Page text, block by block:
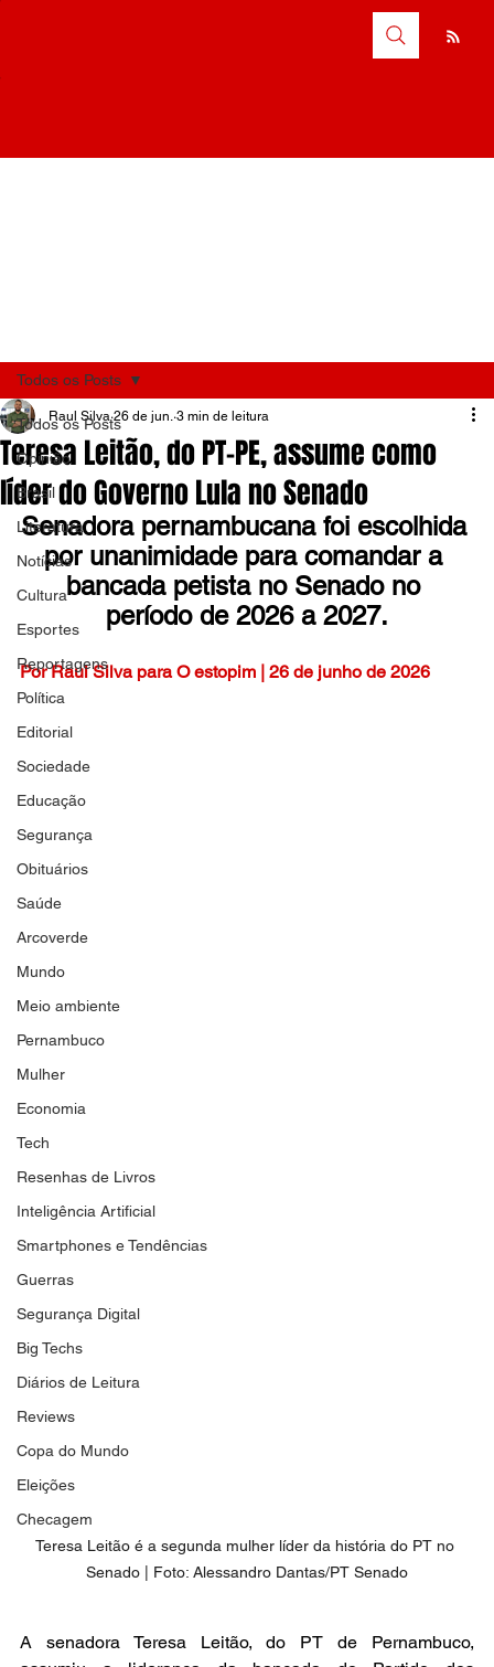
Todos os Posts
Opinião
Brasil
Literatura
Notícias
Cultura
Esportes
Reportagens
Política
Editorial
Sociedade
Educação
Segurança
Obituários
Saúde
Arcoverde
Mundo
Meio ambiente
Pernambuco
Mulher
Economia
Tech
Resenhas de Livros
Inteligência Artificial
Smartphones e Tendências
Guerras
Segurança Digital
Big Techs
Diários de Leitura
Reviews
Copa do Mundo
Eleições
Checagem
Todos os Posts
Teresa Leitão, do PT-PE, assume como
líder do Governo Lula no Senado
Raul Silva 26 de jun. 3 min de leitura
Senadora pernambucana foi escolhida
por unanimidade para comandar a
bancada petista no Senado no
período de 2026 a 2027.
Por Raul Silva para O estopim | 26 de junho de 2026
Teresa Leitão é a segunda mulher líder da história do PT no
Senado | Foto: Alessandro Dantas/PT Senado
A senadora Teresa Leitão, do PT de Pernambuco,